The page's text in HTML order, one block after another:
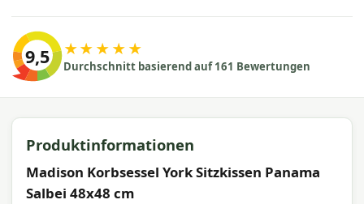
9,5 ★★★★★
Durchschnitt basierend auf 161 Bewertungen
Produktinformationen
Madison Korbsessel York Sitzkissen Panama
Salbei 48x48 cm